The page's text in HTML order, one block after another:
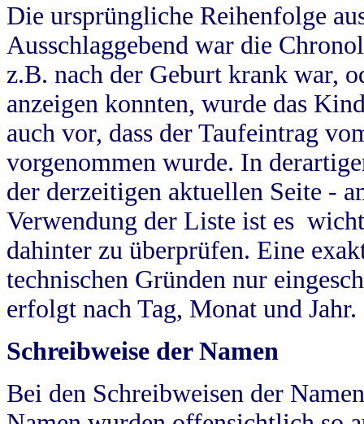
Die ursprüngliche Reihenfolge
Ausschlaggebend war die
z.B. nach der Geburt krank war,
anzeigen konnten, wurde das
auch vor, dass der Taufeintrag
vorgenommen wurde. In
der derzeitigen aktuellen Seite -
Verwendung der Liste ist es
dahinter zu überprüfen. Eine
technischen Gründen nur
erfolgt nach Tag, Monat und Jahr.
Schreibweise der Namen
Bei den Schreibweisen der